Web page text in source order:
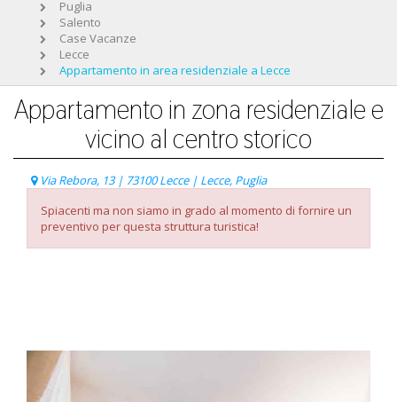
Puglia
Salento
Case Vacanze
Lecce
Appartamento in area residenziale a Lecce
Appartamento in zona residenziale e
vicino al centro storico
Via Rebora, 13 | 73100 Lecce | Lecce, Puglia
Spiacenti ma non siamo in grado al momento di fornire un
preventivo per questa struttura turistica!